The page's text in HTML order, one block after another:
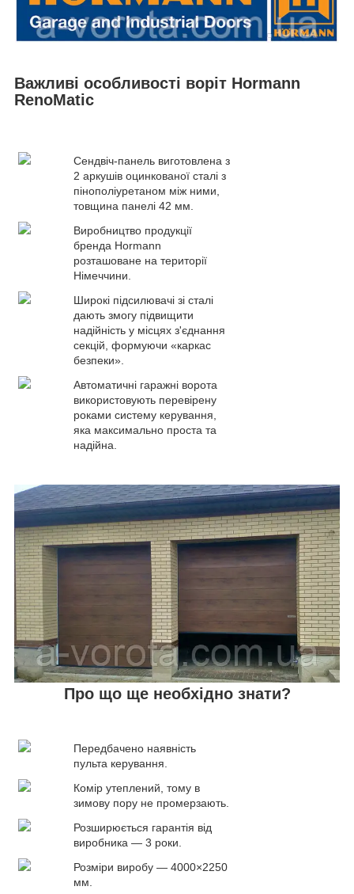
Важливі особливості воріт Hormann
RenoMatic
Сендвіч-панель виготовлена з
2 аркушів оцинкованої сталі з
пінополіуретаном між ними,
товщина панелі 42 мм.
Виробництво продукції
бренда Hormann
розташоване на території
Німеччини.
Широкі підсилювачі зі сталі
дають змогу підвищити
надійність у місцях з'єднання
секцій, формуючи «каркас
безпеки».
Автоматичні гаражні ворота
використовують перевірену
роками систему керування,
яка максимально проста та
надійна.
Про що ще необхідно знати?
Передбачено наявність
пульта керування.
Комір утеплений, тому в
зимову пору не промерзають.
Розширюється гарантія від
виробника — 3 роки.
Розміри виробу — 4000×2250
мм.